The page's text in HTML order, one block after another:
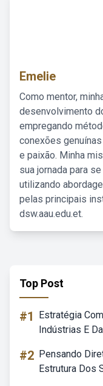
Emelie
Como mentor,
desenvolvimento
empregando
conexões
e paixão. Minha
sua jornada para
utilizando
pelas principais
dsw.aau.edu.et.
Top Post
#1
Estratégia
Indústrias E
#2 Pensando
Estrutura Dos